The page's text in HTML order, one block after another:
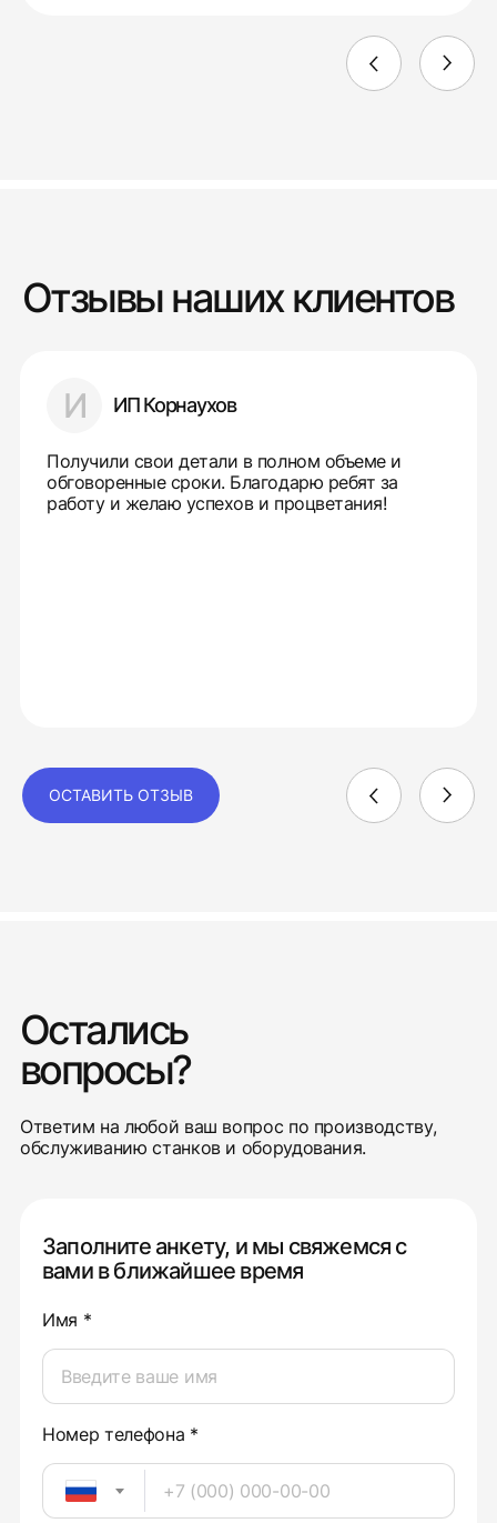
Отзывы наших клиентов
И ИП Корнаухов
Получили свои детали в полном объеме и
обговоренные сроки. Благодарю ребят за
работу и желаю успехов и процветания!
ОСТАВИТЬ ОТЗЫВ
Остались
вопросы?
Ответим на любой ваш вопрос по производству,
обслуживанию станков и оборудования.
Заполните анкету, и мы свяжемся с
вами в ближайшее время
Имя *
Номер телефона *